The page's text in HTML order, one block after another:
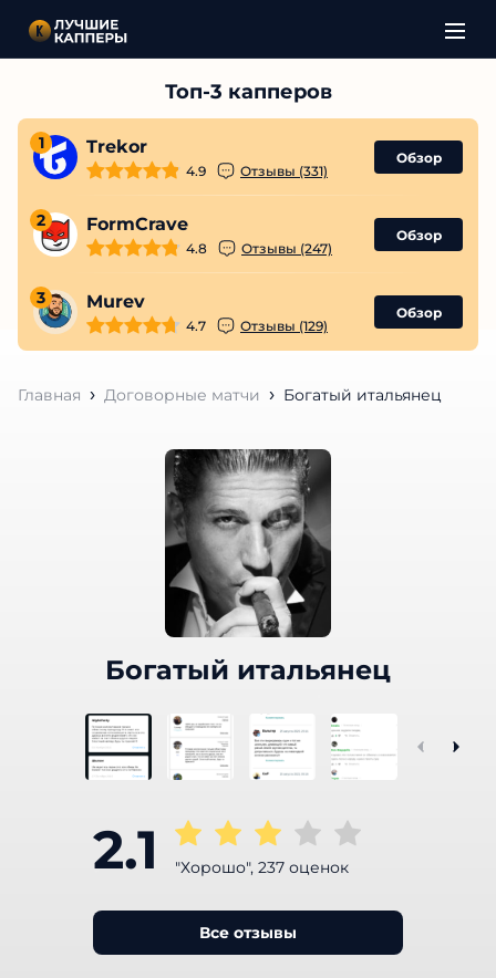
1 Trekor
4.9 Отзывы (331)
Обзор
2 FormCrave
4.8 Отзывы (247)
Обзор
3 Murev
4.7 Отзывы (129)
Обзор
Главная Договорные матчи Богатый итальянец
Богатый итальянец
2.1 "Хорошо", 237 оценок
Все отзывы